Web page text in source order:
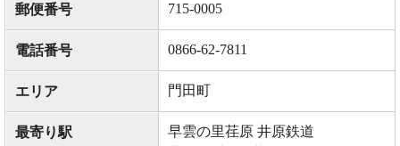
郵便番号 715-0005
電話番号 0866-62-7811
エリア 門田町
最寄り駅
早雲の里荏原 井原鉄道